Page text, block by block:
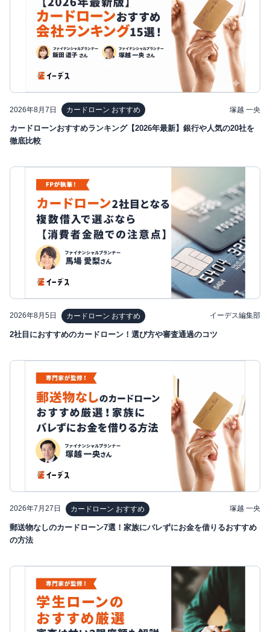
2026年8月7日 カードローン おすすめ 塚越 一央
カードローンおすすめランキング【2026年最新】銀行や人気の20社を
徹底比較
2026年8月5日 カードローン おすすめ イーデス編集部
2社目におすすめのカードローン！選び方や審査通過のコツ
2026年7月27日 カードローン おすすめ 塚越 一央
郵送物なしのカードローン7選！家族にバレずにお金を借りるおすすめ
の方法